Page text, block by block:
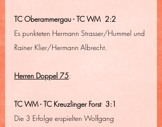
TC Oberammergau - TC WM  2:2
Es punkteten Hermann Strasser/Hummel und
Rainer Klier/Hermann Albrecht.
Herren Doppel 75:
TC WM - TC Kreuzlinger Forst  3:1
Die 3 Erfolge erspielten Wolfgang